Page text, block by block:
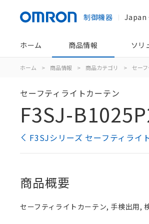
制御機器 Japan
ホーム 商品情報 ソリ
ホーム > 商品情報 > 商品カテゴリ > セーフ
セーフティライトカーテン
F3SJ-
F3SJシリーズ セーフティライ
商品概要
セーフティライトカーテン, 手検出用